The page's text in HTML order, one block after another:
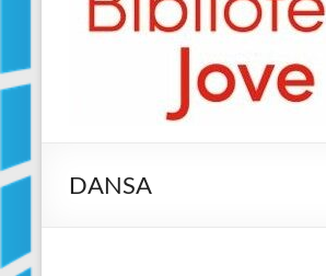
Jove
DANSA